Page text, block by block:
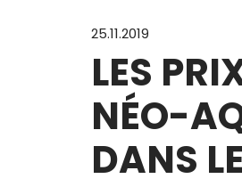
25.11.2019
LES
NÉO-
DANS